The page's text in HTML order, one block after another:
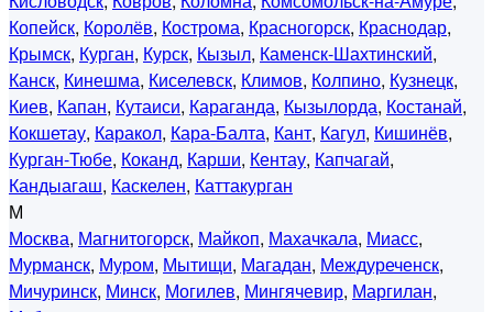
Копейск, Королёв, Кострома, Красногорск, Краснодар,
Крымск, Курган, Курск, Кызыл, Каменск-Шахтинский,
Канск, Кинешма, Киселевск, Климов, Колпино, Кузнецк,
Киев, Капан, Кутаиси, Караганда, Кызылорда, Костанай,
Кокшетау, Каракол, Кара-Балта, Кант, Кагул, Кишинёв,
Курган-Тюбе, Коканд, Карши, Кентау, Капчагай,
Кандыагаш, Каскелен, Каттакурган
М
Москва, Магнитогорск, Майкоп, Махачкала, Миасс,
Мурманск, Муром, Мытищи, Магадан, Междуреченск,
Мичуринск, Минск, Могилев, Мингячевир, Маргилан,